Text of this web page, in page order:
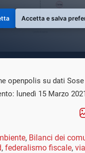
Accetta e salva
openpolis su dati Sose
lunedì 15 Marzo
, Bilanci dei
, federalismo fiscale,